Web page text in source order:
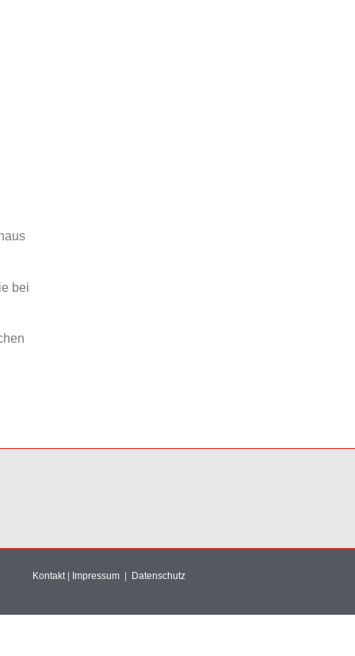
bei
Kontakt| Impressum | Datenschutz